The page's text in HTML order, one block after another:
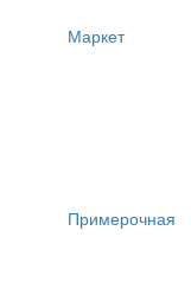
Маркет
Примерочная